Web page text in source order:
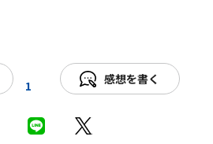
1 感想を書く